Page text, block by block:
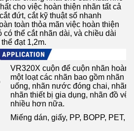
cho việc hoàn thiện nhãn tất cả
đứt, cắt kỹ thuật số nhanh
toàn thỏa mãn việc hoàn thiện
có thể cắt nhãn dài, và chiều dài
đạt 1,2m.
VR320X cuộn để cuộn nhãn hoàn
một loạt các nhãn bao gồm nhãn
uống, nhãn nước đóng chai, nhãn
nhãn thiết bị gia dụng, nhãn đồ vệ
nhiều hơn nữa.
Miếng dán, giấy, PP, BOPP, PET,